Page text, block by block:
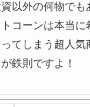
以外の何物でも
コーンは本当に
てしまう超人気
鉄則ですよ！